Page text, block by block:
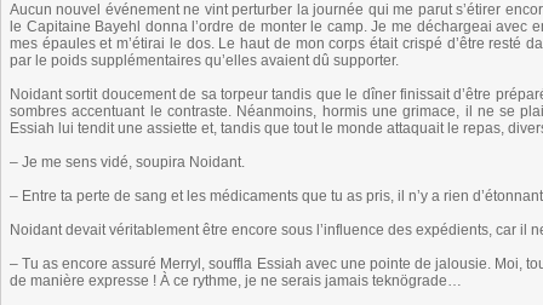
Aucun nouvel événement ne vint perturber la journée qui me parut s’étirer
le Capitaine Bayehl donna l’ordre de monter le camp. Je me déchargeai avec
mes épaules et m’étirai le dos. Le haut de mon corps était crispé d’être resté
par le poids supplémentaires qu’elles avaient dû supporter.
Noidant sortit doucement de sa torpeur tandis que le dîner finissait d’être
sombres accentuant le contraste. Néanmoins, hormis une grimace, il ne se
Essiah lui tendit une assiette et, tandis que tout le monde attaquait le repas,
– Je me sens vidé, soupira Noidant.
– Entre ta perte de sang et les médicaments que tu as pris, il n’y a rien
Noidant devait véritablement être encore sous l’influence des expédients, car il
– Tu as encore assuré Merryl, souffla Essiah avec une pointe de jalousie. Moi,
de manière expresse ! À ce rythme, je ne serais jamais teknögrade…